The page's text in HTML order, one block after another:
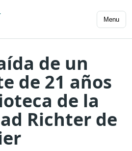
Menu
de un
de 21 años
de la
Richter de